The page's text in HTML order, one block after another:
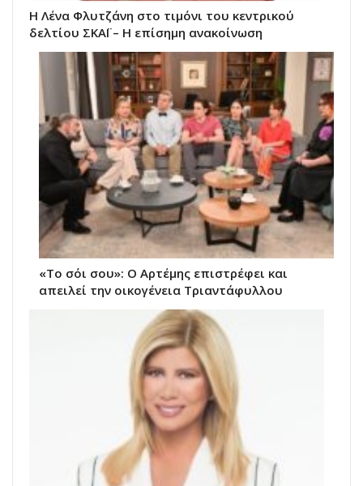
Η Λένα Φλυτζάνη στο τιμόνι του κεντρικού
δελτίου ΣΚΑΪ – Η επίσημη ανακοίνωση
«Το σόι σου»: Ο Αρτέμης επιστρέφει και
απειλεί την οικογένεια Τριαντάφυλλου